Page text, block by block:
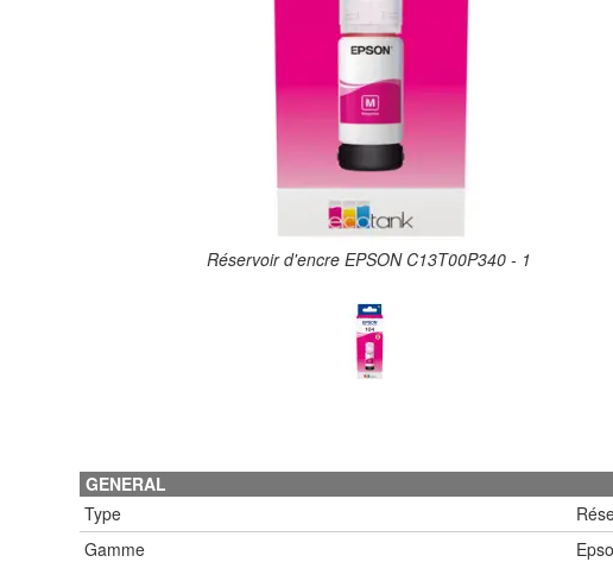
Réservoir d'encre EPSON C13T00P340 - 1
GENERAL
Type
Gamme